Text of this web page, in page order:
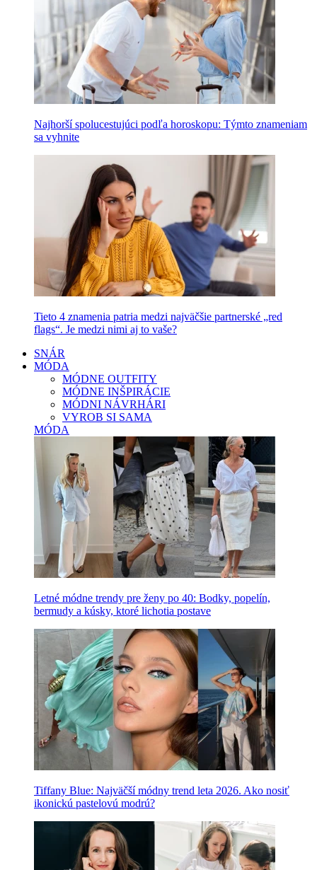
Najhorší spolucestujúci podľa horoskopu: Týmto znameniam
sa vyhnite
Tieto 4 znamenia patria medzi najväčšie partnerské „red
flags“. Je medzi nimi aj to vaše?
SNÁR
MÓDA
MÓDNE OUTFITY
MÓDNE INŠPIRÁCIE
MÓDNI NÁVRHÁRI
VYROB SI SAMA
MÓDA
Letné módne trendy pre ženy po 40: Bodky, popelín,
bermudy a kúsky, ktoré lichotia postave
Tiffany Blue: Najväčší módny trend leta 2026. Ako nosiť
ikonickú pastelovú modrú?